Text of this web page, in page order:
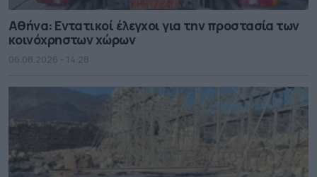
Αθήνα: Εντατικοί έλεγχοι για την προστασία των
κοινόχρηστων χώρων
06.08.2026 - 14.28